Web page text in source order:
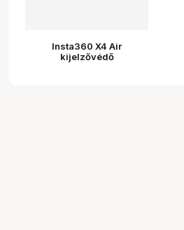
Insta360 X4 Air
kijelzővédő